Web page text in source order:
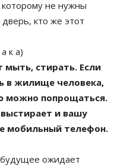
не нужны
кто же этот
к а)
мыть, стирать. Если
в жилище человека,
можно попрощаться.
и вашу
мобильный телефон.
будущее ожидает